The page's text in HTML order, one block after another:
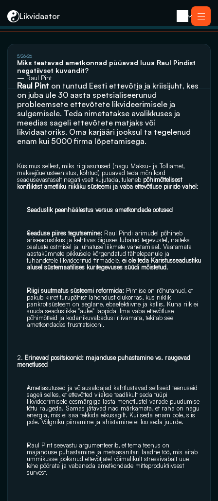
Likvidaator
Services
Liquidation with Sale
Liquidation
Reorganization
Bankruptcy
Closing an E-resident’s Company
Services
Liquidation with Sale
Liquidation
Reorganization
Bankruptcy
Closing an E-resident’s Company
Contact
5/26/26
Miks teatavad ametkonnad püüavad luua Raul Pindist
negatiivset kuvandit?
— Raul Pint
Raul Pint on tuntud Eesti ettevõtja ja kriisijuht, kes
on juba üle 30 aasta spetsialiseerunud
probleemsete ettevõtete likvideerimisele ja
sulgemisele. Teda nimetatakse avalikkuses ja
meedias sageli ettevõtete matjaks või
likvidaatoriks. Oma karjääri jooksul ta tegelenud
enam kui 5000 firma lõpetamisega.
Küsimus sellest, miks riigiasutused (nagu Maksu- ja Tolliamet,
maksejõuetusteenistus, kohtud) püüavad teda mõnikord
seadusevastaselt negatiivselt kujutada, tuleneb põhimõttelisest
konfliktist ametliku riikliku süsteemi ja vaba ettevõtluse piiride vahel:
Seaduslik peenhäälestus versus ametkondade ootused
Seaduse piires tegutsemine: Raul Pindi ärimudel põhineb
äriseadustikus ja kehtivas õiguses lubatud tegevustel, näiteks
osaluste ostmisel ja juhatuse liikmete vahetamisel. Vaatamata
aastakümnete pikkusele kõrgendatud tähelepanule ja
tuhandetele likvideeritud firmadele, ei ole teda Karistusseadustiku
alusel süstemaatilises kuritegevuses süüdi mõistetud.
Riigi suutmatus süsteemi reformida: Pint ise on rõhutanud, et
pakub kiiret turupõhist lahendust olukorras, kus riiklik
pankrotisüsteem on aeglane, ebaefektiivne ja kallis. Kuna riik ei
suuda seaduslikke "auke" lappida ilma vaba ettevõtluse
põhimõtteid ja kodanikuvabadusi riivamata, tekitab see
ametkondades frustratsiooni.
2. Erinevad positsioonid: majanduse puhastamine vs. raugevad
menetlused
Ametiasutused ja võlausaldajad kahtlustavad selliseid teenuseid
sageli selles, et ettevõtted viiakse teadlikult seda tüüpi
likvideerimisele eesmärgiga lasta menetlustel varade puudumise
tõttu raugeda. Samas jätavad nad märkamata, et raha on nagu
energia, mis ei saa tekkida eikusagilt. Kui seda enam pole, siis
pole. Võlgniku piinamine ja ahistamine ei loo seda juurde.
Raul Pint seevastu argumenteerib, et tema teenus on
majanduse puhastamine ja metsasanitari laadne töö, mis aitab
ummikusse jooksnud ettevõtjatel võimalikult stressivabalt uue
lehe pöörata ja vabaneda ametkondade mitteproduktiivsest
survest.